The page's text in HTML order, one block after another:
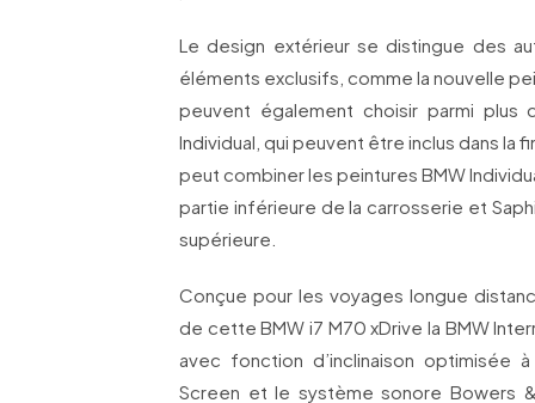
Le design extérieur se distingue des
éléments exclusifs, comme la nouvelle
peuvent également choisir parmi plus
Individual, qui peuvent être inclus dans la
peut combiner les peintures BMW
partie inférieure de la carrosserie et
supérieure.
Conçue pour les voyages longue
de cette BMW i7 M70 xDrive la BMW
avec fonction d’inclinaison optimisée à
Screen et le système sonore Bowers